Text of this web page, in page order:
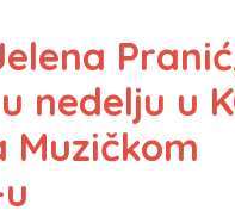
nedelju u
Muzičkom